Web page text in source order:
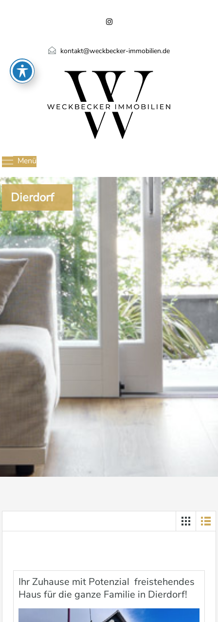
kontakt@weckbecker-immobilien.de
Menü
Dierdorf
Ihr Zuhause mit Potenzial  freistehendes
Haus für die ganze Familie in Dierdorf!